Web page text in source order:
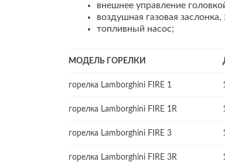
внешнее управление
воздушная газовая
топливный насос;
МОДЕЛЬ ГОРЕЛКИ
горелка Lamborghini FIRE 1
горелка Lamborghini FIRE 1R
горелка Lamborghini FIRE 3
горелка Lamborghini FIRE 3R